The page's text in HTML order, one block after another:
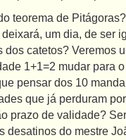
teorema de
um dia, de ser
dos catetos? Veremos
1+1=2 mudar para
pensar dos 10
que já perduram
prazo de validade?
desatinos do mestre